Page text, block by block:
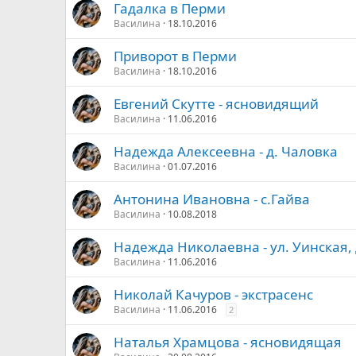
Гадалка в Перми
Василина 18.10.2016
Приворот в Перми
Василина 18.10.2016
Евгений Скутте - ясновидящий
Василина 11.06.2016
Надежда Алексеевна - д. Чаловка
Василина 01.07.2016
Антонина Ивановна - с.Гайва
Василина 10.08.2018
Надежда Николаевна - ул. Уинская,
Василина 11.06.2016
Николай Качуров - экстрасенс
Василина 11.06.2016 2
Наталья Храмцова - ясновидящая